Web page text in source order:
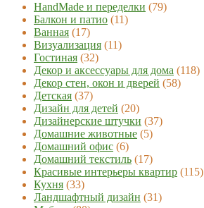
HandMade и переделки (79)
Балкон и патио (11)
Ванная (17)
Визуализация (11)
Гостиная (32)
Декор и аксессуары для дома (118)
Декор стен, окон и дверей (58)
Детская (37)
Дизайн для детей (20)
Дизайнерские штучки (37)
Домашние животные (5)
Домашний офис (6)
Домашний текстиль (17)
Красивые интерьеры квартир (115)
Кухня (33)
Ландшафтный дизайн (31)